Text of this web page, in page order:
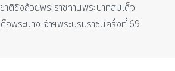
าติชิงถ้วยพระราชทานพระบาทสมเด็จ
จพระนางเจ้าฯพระบรมราชินีครั้งที่ 69